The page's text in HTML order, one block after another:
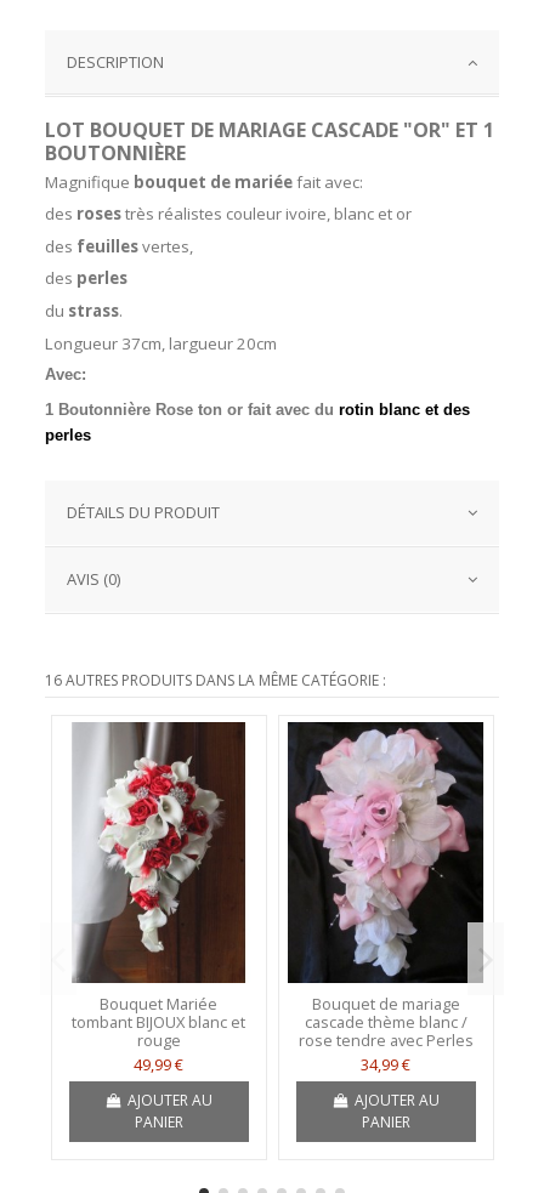
DESCRIPTION
LOT BOUQUET DE MARIAGE CASCADE "OR" ET 1
BOUTONNIÈRE
Magnifique bouquet de mariéefait avec:
des rosestrès réalistes couleur ivoire, blanc et or
des feuillesvertes,
des perles
du strass.
Longueur 37cm, largueur 20cm
Avec:
1 Boutonnière Rose ton or fait avec du rotin blanc et des
perles
DÉTAILS DU PRODUIT
AVIS (0)
16 AUTRES PRODUITS DANS LA MÊME CATÉGORIE :
Bouquet Mariée
tombant BIJOUX blanc et
rouge
49,99 €
AJOUTER AU
PANIER
Bouquet de mariage
cascade thème blanc /
rose tendre avec Perles
34,99 €
AJOUTER AU
PANIER